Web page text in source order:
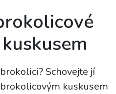
Schovejte jí
kuskusem